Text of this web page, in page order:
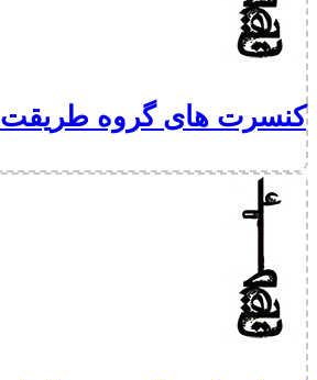
کنسرت های گروه طریقت